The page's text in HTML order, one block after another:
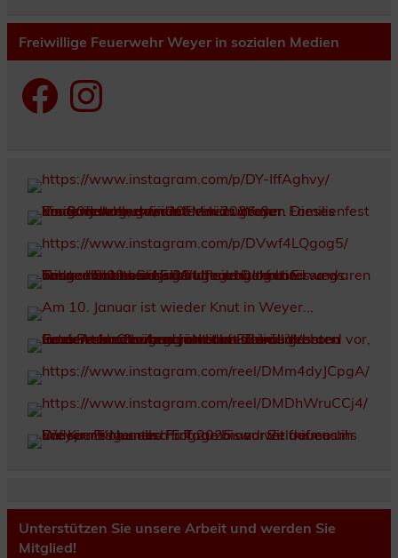
Freiwillige Feuerwehr Weyer in sozialen Medien
FacebookInstagram
Unterstützen Sie unsere Arbeit und werden Sie
Mitglied!